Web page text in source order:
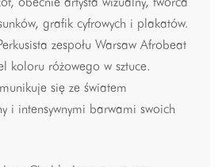
obecnie artysta wizualny, twórca
grafik cyfrowych i plakatów.
zespołu Warsaw Afrobeat
koloru różowego w sztuce.
się ze światem
i intensywnymi barwami swoich